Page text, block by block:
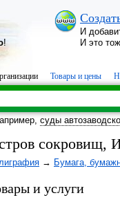
!
И
И это
Товары и цены
суды
→ Бумага,
и услуги